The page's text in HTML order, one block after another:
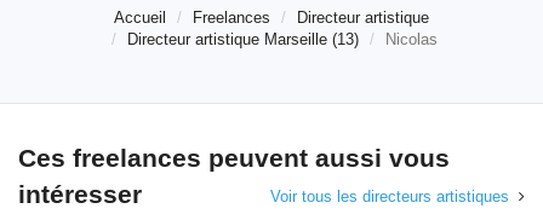
Accueil Freelances
Directeur artistique
Directeur artistique Marseille (13)
Nicolas
Ces freelances peuvent aussi vous
intéresser
Voir tous les directeurs artistiques